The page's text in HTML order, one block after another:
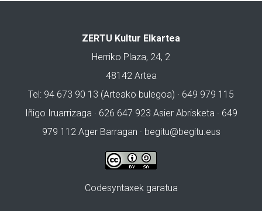
ZERTU Kultur Elkartea
Herriko Plaza, 24, 2
48142 Artea
Tel: 94 673 90 13 (Arteako bulegoa) · 649 979 115
Iñigo Iruarrizaga · 626 647 923 Asier Abrisketa · 649
979 112 Ager Barragan · begitu@begitu.eus
Codesyntaxek garatua